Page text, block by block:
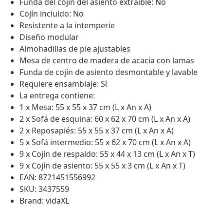
Cojín incluido: No
Resistente a la intemperie
Diseño modular
Almohadillas de pie ajustables
Mesa de centro de madera de acacia con lamas
Funda de cojín de asiento desmontable y lavable
Requiere ensamblaje: Sí
La entrega contiene:
1 x Mesa: 55 x 55 x 37 cm (L x An x A)
2 x Sofá de esquina: 60 x 62 x 70 cm (L x An x A)
2 x Reposapiés: 55 x 55 x 37 cm (L x An x A)
5 x Sofá intermedio: 55 x 62 x 70 cm (L x An x A)
9 x Cojín de respaldo: 55 x 44 x 13 cm (L x An x T)
9 x Cojín de asiento: 55 x 55 x 3 cm (L x An x T)
EAN: 8721451556992
SKU: 3437559
Brand: vidaXL